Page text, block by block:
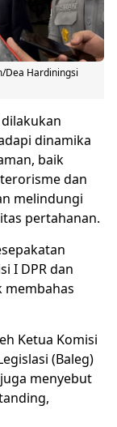
Dea Hardiningsi
dinamika
baik
dan
melindungi
pertahanan.
I DPR dan
Ketua Komisi
(Baleg)
menyebut